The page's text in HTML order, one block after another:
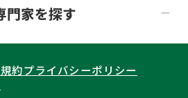
青森県
宮城県
神奈川県
門家を探す
遺産分割
約プライバシーポリシー